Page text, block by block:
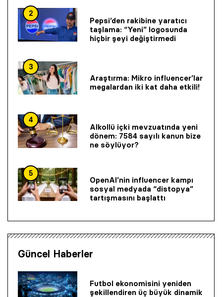
2
Pepsi’den rakibine yaratıcı
taşlama: “Yeni” logosunda
hiçbir şeyi değiştirmedi
3
Araştırma: Mikro influencer’lar
megalardan iki kat daha etkili!
4
Alkollü içki mevzuatında yeni
dönem: 7584 sayılı kanun bize
ne söylüyor?
5
OpenAI’nin influencer kampı
sosyal medyada “distopya”
tartışmasını başlattı
Güncel Haberler
Futbol ekonomisini yeniden
şekillendiren üç büyük dinamik